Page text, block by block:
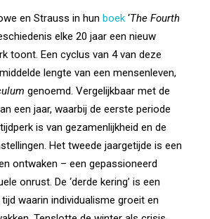
en Strauss in hun boek ‘The Fourth
elke 20 jaar een nieuw
toont. Een cyclus van 4 van deze
lengte van een mensenleven,
genoemd. Vergelijkbaar met de
een jaar, waarbij de eerste periode
is van gezamenlijkheid en de
Het tweede jaargetijde is een
ontwaken – een gepassioneerd
onrust. De ‘derde kering’ is een
waarin individualisme groeit en